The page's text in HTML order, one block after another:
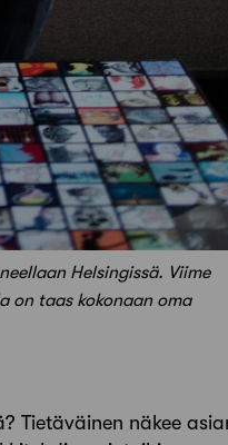
Helsingissä. Viime
on taas kokonaan oma
Tietäväinen näkee